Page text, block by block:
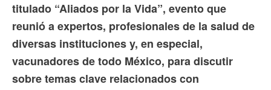
titulado “Aliados por la Vida”, evento que
reunió a expertos, profesionales de la salud de
diversas instituciones y, en especial,
vacunadores de todo México, para discutir
sobre temas clave relacionados con